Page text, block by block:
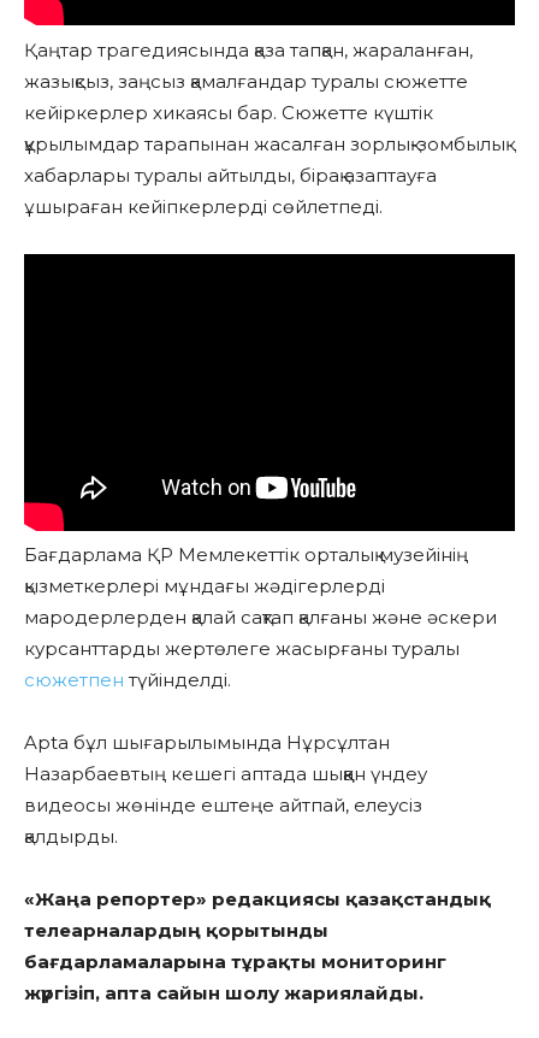
Қаңтар трагедиясында қаза тапқан, жараланған,
жазықсыз, заңсыз қамалғандар туралы сюжетте
кейіркерлер хикаясы бар. Сюжетте күштік
құрылымдар тарапынан жасалған зорлық-зомбылық
хабарлары туралы айтылды, бірақ азаптауға
ұшыраған кейіпкерлерді сөйлетпеді.
Бағдарлама ҚР Мемлекеттік орталық музейінің
қызметкерлері мұндағы жәдігерлерді
мародерлерден қалай сақтап қалғаны және әскери
курсанттарды жертөлеге жасырғаны туралы
сюжетпен түйінделді.
Apta бұл шығарылымында Нұрсұлтан
Назарбаевтың кешегі аптада шыққан үндеу
видеосы жөнінде ештеңе айтпай, елеусіз
қалдырды.
«Жаңа репортер» редакциясы қазақстандық
телеарналардың қорытынды
бағдарламаларына тұрақты мониторинг
жүргізіп, апта сайын шолу жариялайды.